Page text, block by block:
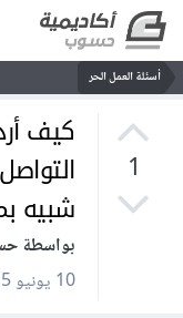
أسئلة العمل الحر
1
كيف
شبيه
بواسطة
10 يونيو 2015